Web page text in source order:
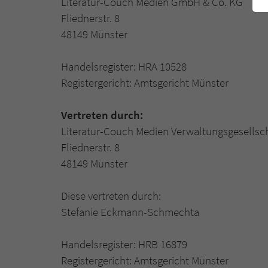
Fliednerstr. 8
48149 Münster
Handelsregister: HRA 10528
Registergericht: Amtsgericht Münster
Vertreten durch:
Literatur-Couch Medien
Fliednerstr. 8
48149 Münster
Diese vertreten durch:
Stefanie Eckmann-Schmechta
Handelsregister: HRB 16879
Registergericht: Amtsgericht Münster